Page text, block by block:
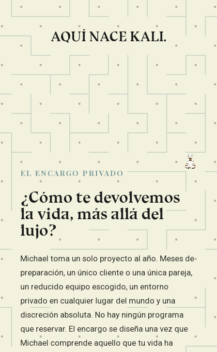
AQUÍ NACE KALI.
EL ENCARGO PRIVADO
¿Cómo te devolvemos
la vida, más allá del
lujo?
Michael toma un solo proyecto al año. Meses de
preparación, un único cliente o una única pareja,
un reducido equipo escogido, un entorno
privado en cualquier lugar del mundo y una
discreción absoluta. No hay ningún programa
que reservar. El encargo se diseña una vez que
Michael comprende aquello que tu vida ha